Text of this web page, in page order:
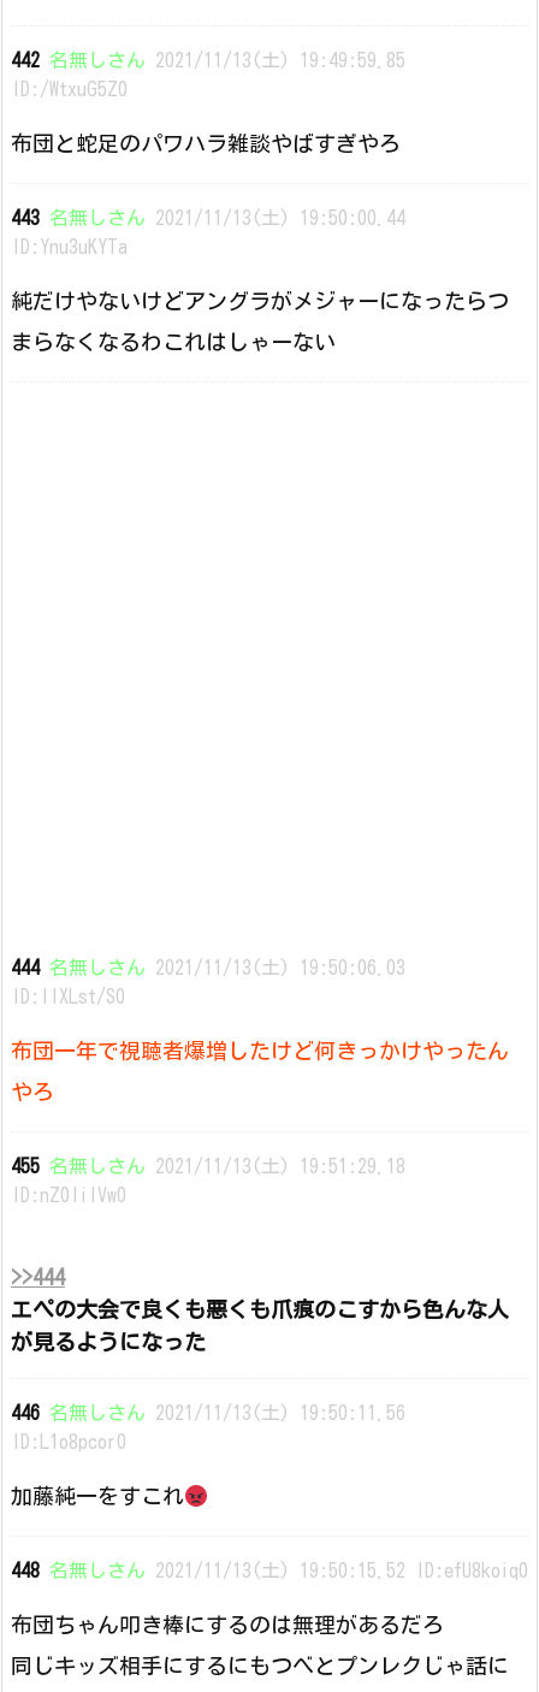
442 名無しさん 2021/11/13(土) 19:49:59.85
ID:/WtxuG5Z0
布団と蛇足のパワハラ雑談やばすぎやろ
443 名無しさん 2021/11/13(土) 19:50:00.44
ID:Ynu3uKYTa
純だけやないけどアングラがメジャーになったらつ
まらなくなるわこれはしゃーない
444 名無しさん 2021/11/13(土) 19:50:06.03
ID:IlXLst/S0
布団一年で視聴者爆増したけど何きっかけやったん
やろ
455 名無しさん 2021/11/13(土) 19:51:29.18
ID:nZ0liIVw0
>>444
エペの大会で良くも悪くも爪痕のこすから色んな人
が見るようになった
446 名無しさん 2021/11/13(土) 19:50:11.56
ID:L1o8pcor0
加藤純一をすこれ
448 名無しさん 2021/11/13(土) 19:50:15.52 ID:efU8koiq0
布団ちゃん叩き棒にするのは無理があるだろ
同じキッズ相手にするにもつべとプンレクじゃ話に